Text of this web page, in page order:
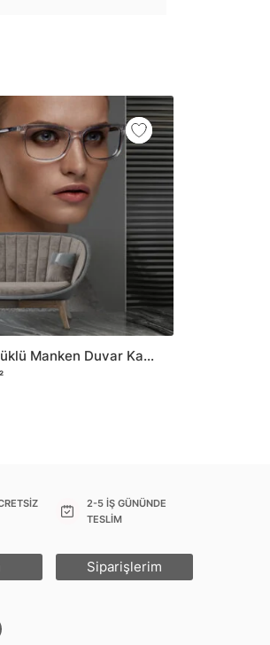
Optik Gözlüklü Manken Duvar Kağıdı Optisyen Duvar Posteri
sahiptir. Bu
gibi
ve suya
zamanda
de üretimini
biliyor ve evin en
Bu nedenle ürün
uydurmanın yanı
iletişime
2-5 İŞ GÜNÜNDE
TESLİM
Siparişlerim